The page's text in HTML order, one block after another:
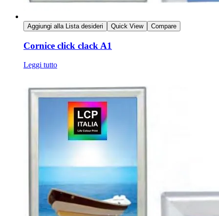
Aggiungi alla Lista desideri Quick View Compare
Cornice click clack A1
Leggi tutto